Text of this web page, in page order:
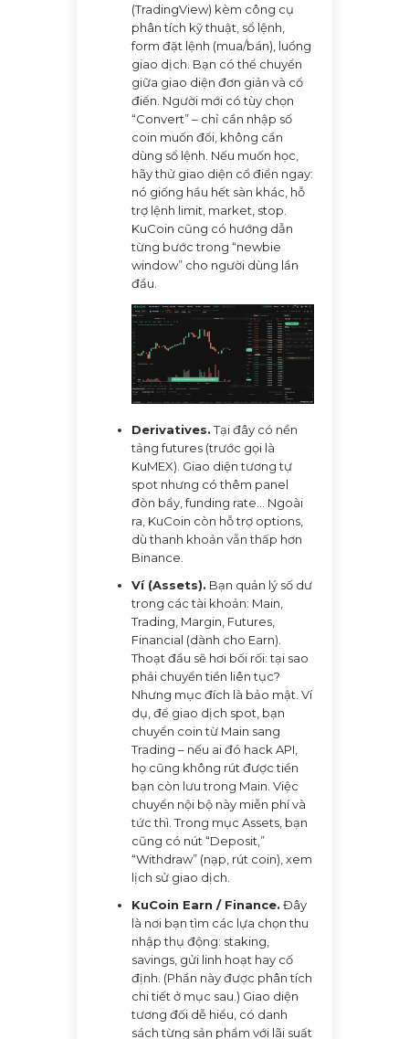
(TradingView) kèm công cụ
phân tích kỹ thuật, sổ lệnh,
form đặt lệnh (mua/bán), luồng
giao dịch. Bạn có thể chuyển
giữa giao diện đơn giản và cổ
điển. Người mới có tùy chọn
“Convert” – chỉ cần nhập số
coin muốn đổi, không cần
dùng sổ lệnh. Nếu muốn học,
hãy thử giao diện cổ điển ngay:
nó giống hầu hết sàn khác, hỗ
trợ lệnh limit, market, stop.
KuCoin cũng có hướng dẫn
từng bước trong “newbie
window” cho người dùng lần
đầu.
Derivatives.Tại đây có nền
tảng futures (trước gọi là
KuMEX). Giao diện tương tự
spot nhưng có thêm panel
đòn bẩy, funding rate… Ngoài
ra, KuCoin còn hỗ trợ options,
dù thanh khoản vẫn thấp hơn
Binance.
Ví (Assets). Bạn quản lý số dư
trong các tài khoản: Main,
Trading, Margin, Futures,
Financial (dành cho Earn).
Thoạt đầu sẽ hơi bối rối: tại sao
phải chuyển tiền liên tục?
Nhưng mục đích là bảo mật. Ví
dụ, để giao dịch spot, bạn
chuyển coin từ Main sang
Trading – nếu ai đó hack API,
họ cũng không rút được tiền
bạn còn lưu trong Main. Việc
chuyển nội bộ này miễn phí và
tức thì. Trong mục Assets, bạn
cũng có nút “Deposit,”
“Withdraw” (nạp, rút coin), xem
lịch sử giao dịch.
KuCoin Earn / Finance. Đây
là nơi bạn tìm các lựa chọn thu
nhập thụ động: staking,
savings, gửi linh hoạt hay cố
định. (Phần này được phân tích
chi tiết ở mục sau.) Giao diện
tương đối dễ hiểu, có danh
sách từng sản phẩm với lãi suất